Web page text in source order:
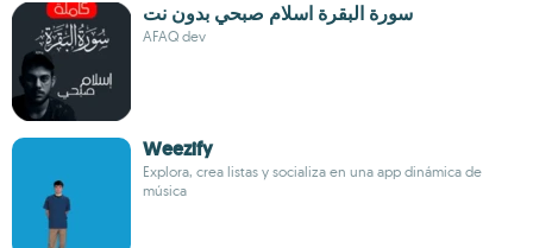
سورة البقرة اسلام صبحي بدون نت
AFAQ dev
Weezify
Explora, crea listas y socializa en una app dinámica de
música